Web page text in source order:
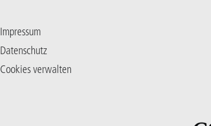
Impressum
Datenschutz
Cookies verwalten